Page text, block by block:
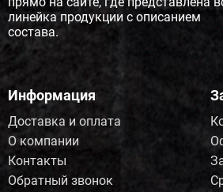
линейка продукции с описанием
состава.
Информация
Доставка и оплата
О компании
Контакты
Обратный звонок